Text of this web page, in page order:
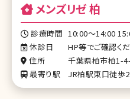
メンズリゼ 柏
診療時間 10:00～14:00
休診日
HP等でご確認く
住所
千葉県柏市柏1-
最寄り駅
JR柏駅東口徒歩